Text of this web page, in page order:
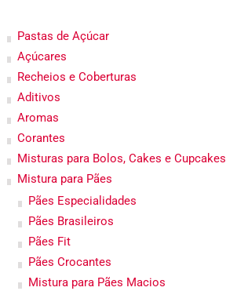
Pastas de Açúcar
Açúcares
Recheios e Coberturas
Aditivos
Aromas
Corantes
Misturas para Bolos, Cakes e Cupcakes
Mistura para Pães
Pães Especialidades
Pães Brasileiros
Pães Fit
Pães Crocantes
Mistura para Pães Macios